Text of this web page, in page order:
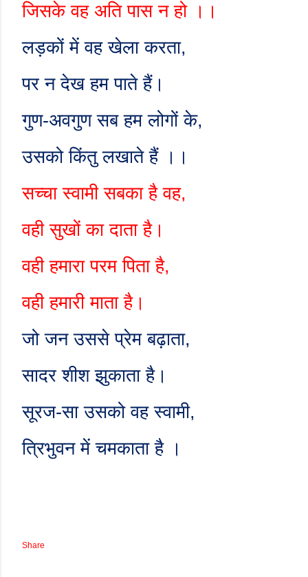
जिसके वह अति पास न हो ।।
लड़कों में वह खेला करता,
पर न देख हम पाते हैं।
गुण-अवगुण सब हम लोगों के,
उसको किंतु लखाते हैं ।।
सच्चा स्वामी सबका है वह,
वही सुखों का दाता है।
वही हमारा परम पिता है,
वही हमारी माता है।
जो जन उससे प्रेम बढ़ाता,
सादर शीश झुकाता है।
सूरज-सा उसको वह स्वामी,
त्रिभुवन में चमकाता है ।
Share